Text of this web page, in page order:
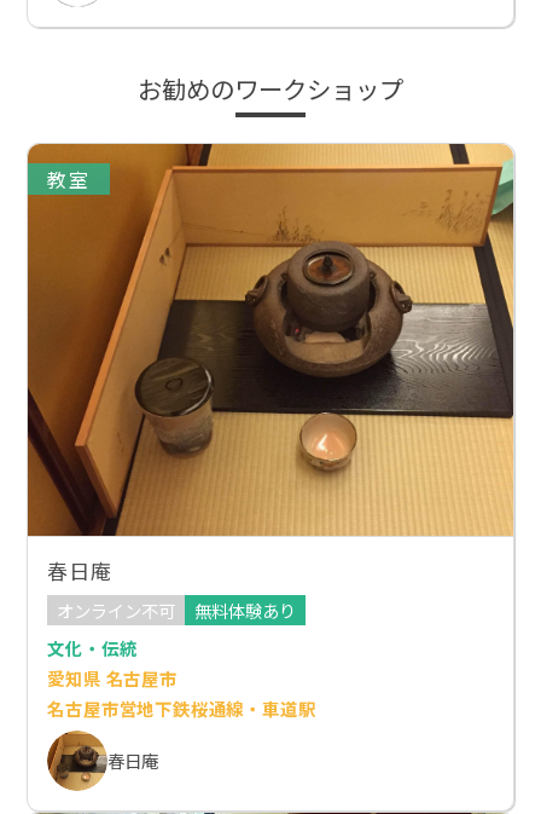
お勧めのワークショップ
教室
春日庵
オンライン不可
無料体験あり
文化・伝統
愛知県 名古屋市
名古屋市営地下鉄桜通線・車道駅
春日庵